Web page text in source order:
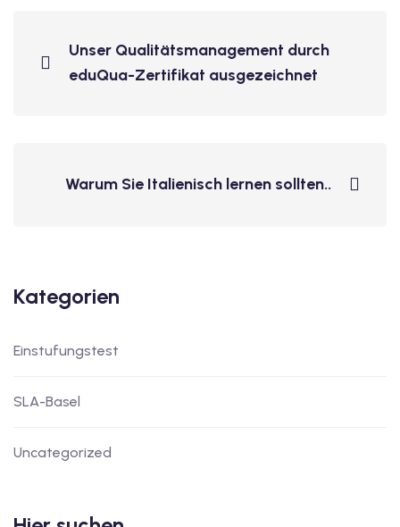
Unser Qualitätsmanagement durch
eduQua-Zertifikat ausgezeichnet
Warum Sie Italienisch lernen sollten..
Kategorien
Einstufungstest
SLA-Basel
Uncategorized